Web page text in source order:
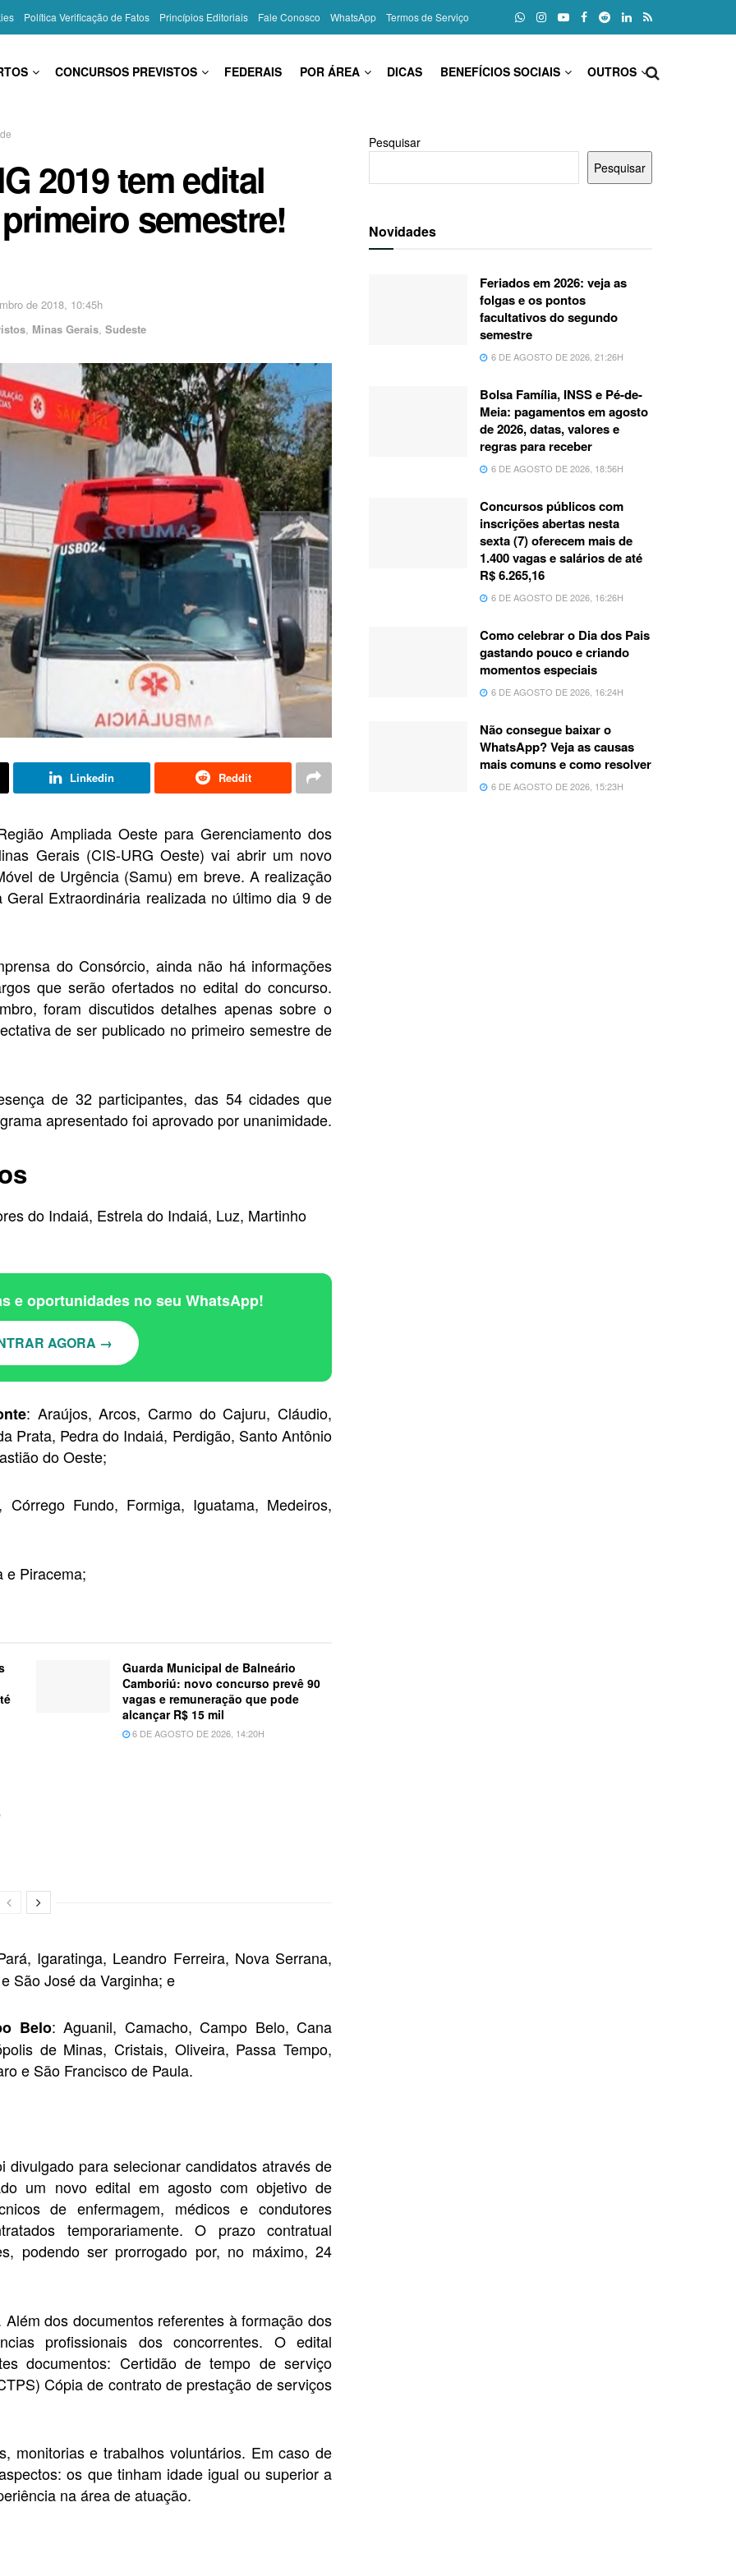
Política Verificação de Fatos Princípios Editoriais Fale Conosco WhatsApp Termos de Serviço
CONCURSOS PREVISTOS FEDERAIS POR ÁREA DICAS BENEFÍCIOS SOCIAIS OUTROS
2019 tem edital
semestre!
de 2018, 10:45h
, Minas Gerais, Sudeste
Linkedin Reddit
Ampliada Oeste para Gerenciamento dos
Gerais (CIS-URG Oeste) vai abrir um novo
de Urgência (Samu) em breve. A realização
Extraordinária realizada no último dia 9 de
do Consórcio, ainda não há informações
que serão ofertados no edital do concurso.
foram discutidos detalhes apenas sobre o
de ser publicado no primeiro semestre de
de 32 participantes, das 54 cidades que
apresentado foi aprovado por unanimidade.
do Indaiá, Estrela do Indaiá, Luz, Martinho
e oportunidades no seu WhatsApp!
AGORA →
: Araújos, Arcos, Carmo do Cajuru, Cláudio,
Prata, Pedra do Indaiá, Perdigão, Santo Antônio
do Oeste;
Fundo, Formiga, Iguatama, Medeiros,
e Piracema;
Guarda Municipal de Balneário
Camboriú: novo concurso prevê 90
vagas e remuneração que pode
alcançar R$ 15 mil
6 DE AGOSTO DE 2026, 14:20H
Igaratinga, Leandro Ferreira, Nova Serrana,
São José da Varginha; e
Belo: Aguanil, Camacho, Campo Belo, Cana
de Minas, Cristais, Oliveira, Passa Tempo,
e São Francisco de Paula.
para selecionar candidatos através de
um novo edital em agosto com objetivo de
de enfermagem, médicos e condutores
temporariamente. O prazo contratual
podendo ser prorrogado por, no máximo, 24
dos documentos referentes à formação dos
profissionais dos concorrentes. O edital
documentos: Certidão de tempo de serviço
Cópia de contrato de prestação de serviços
monitorias e trabalhos voluntários. Em caso de
os que tinham idade igual ou superior a
na área de atuação.
Pesquisar
Pesquisar
Novidades
Feriados em 2026: veja as
folgas e os pontos
facultativos do segundo
semestre
6 DE AGOSTO DE 2026, 21:26H
Bolsa Família, INSS e Pé-de-
Meia: pagamentos em agosto
de 2026, datas, valores e
regras para receber
6 DE AGOSTO DE 2026, 18:56H
Concursos públicos com
inscrições abertas nesta
sexta (7) oferecem mais de
1.400 vagas e salários de até
R$ 6.265,16
6 DE AGOSTO DE 2026, 16:26H
Como celebrar o Dia dos Pais
gastando pouco e criando
momentos especiais
6 DE AGOSTO DE 2026, 16:24H
Não consegue baixar o
WhatsApp? Veja as causas
mais comuns e como resolver
6 DE AGOSTO DE 2026, 15:23H